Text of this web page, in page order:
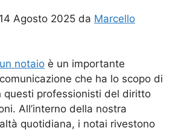
Agosto 2025 da Marcello
notaio è un importante
che ha lo scopo di
questi professionisti del diritto
All’interno della nostra
quotidiana, i notai rivestono